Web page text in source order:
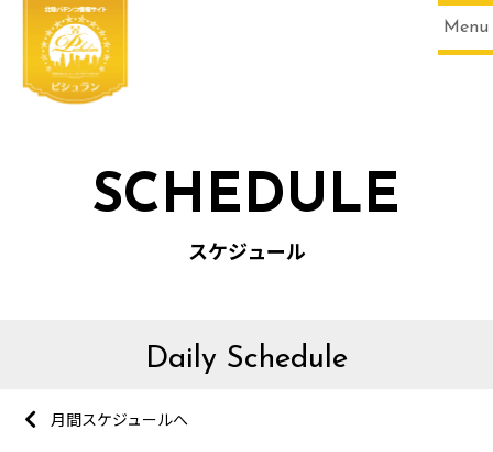
Menu
SCHEDULE
スケジュール
Daily Schedule
月間スケジュールへ